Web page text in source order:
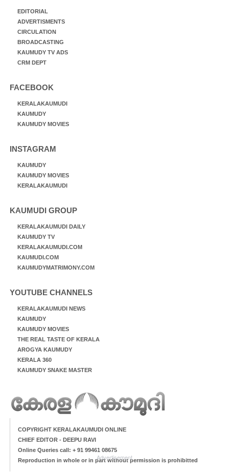
EDITORIAL
ADVERTISMENTS
CIRCULATION
BROADCASTING
KAUMUDY TV ADS
CRM DEPT
FACEBOOK
KERALAKAUMUDI
KAUMUDY
KAUMUDY MOVIES
INSTAGRAM
KAUMUDY
KAUMUDY MOVIES
KERALAKAUMUDI
KAUMUDI GROUP
KERALAKAUMUDI DAILY
KAUMUDY TV
KERALAKAUMUDI.COM
KAUMUDI.COM
KAUMUDYMATRIMONY.COM
YOUTUBE CHANNELS
KERALAKAUMUDI NEWS
KAUMUDY
KAUMUDY MOVIES
THE REAL TASTE OF KERALA
AROGYA KAUMUDY
KERALA 360
KAUMUDY SNAKE MASTER
COPYRIGHT KERALAKAUMUDI ONLINE
CHIEF EDITOR - DEEPU RAVI
Online Queries call: + 91 99461 08675
Reproduction in whole or in part without permission is prohibitted
Advertisement